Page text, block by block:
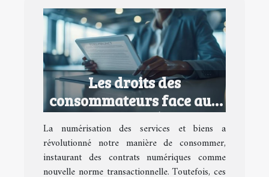
Les droits des
consommateurs face aux
contrats numériques
abusifs
La numérisation des services et biens a
révolutionné notre manière de consommer,
instaurant des contrats numériques comme
nouvelle norme transactionnelle. Toutefois, ces